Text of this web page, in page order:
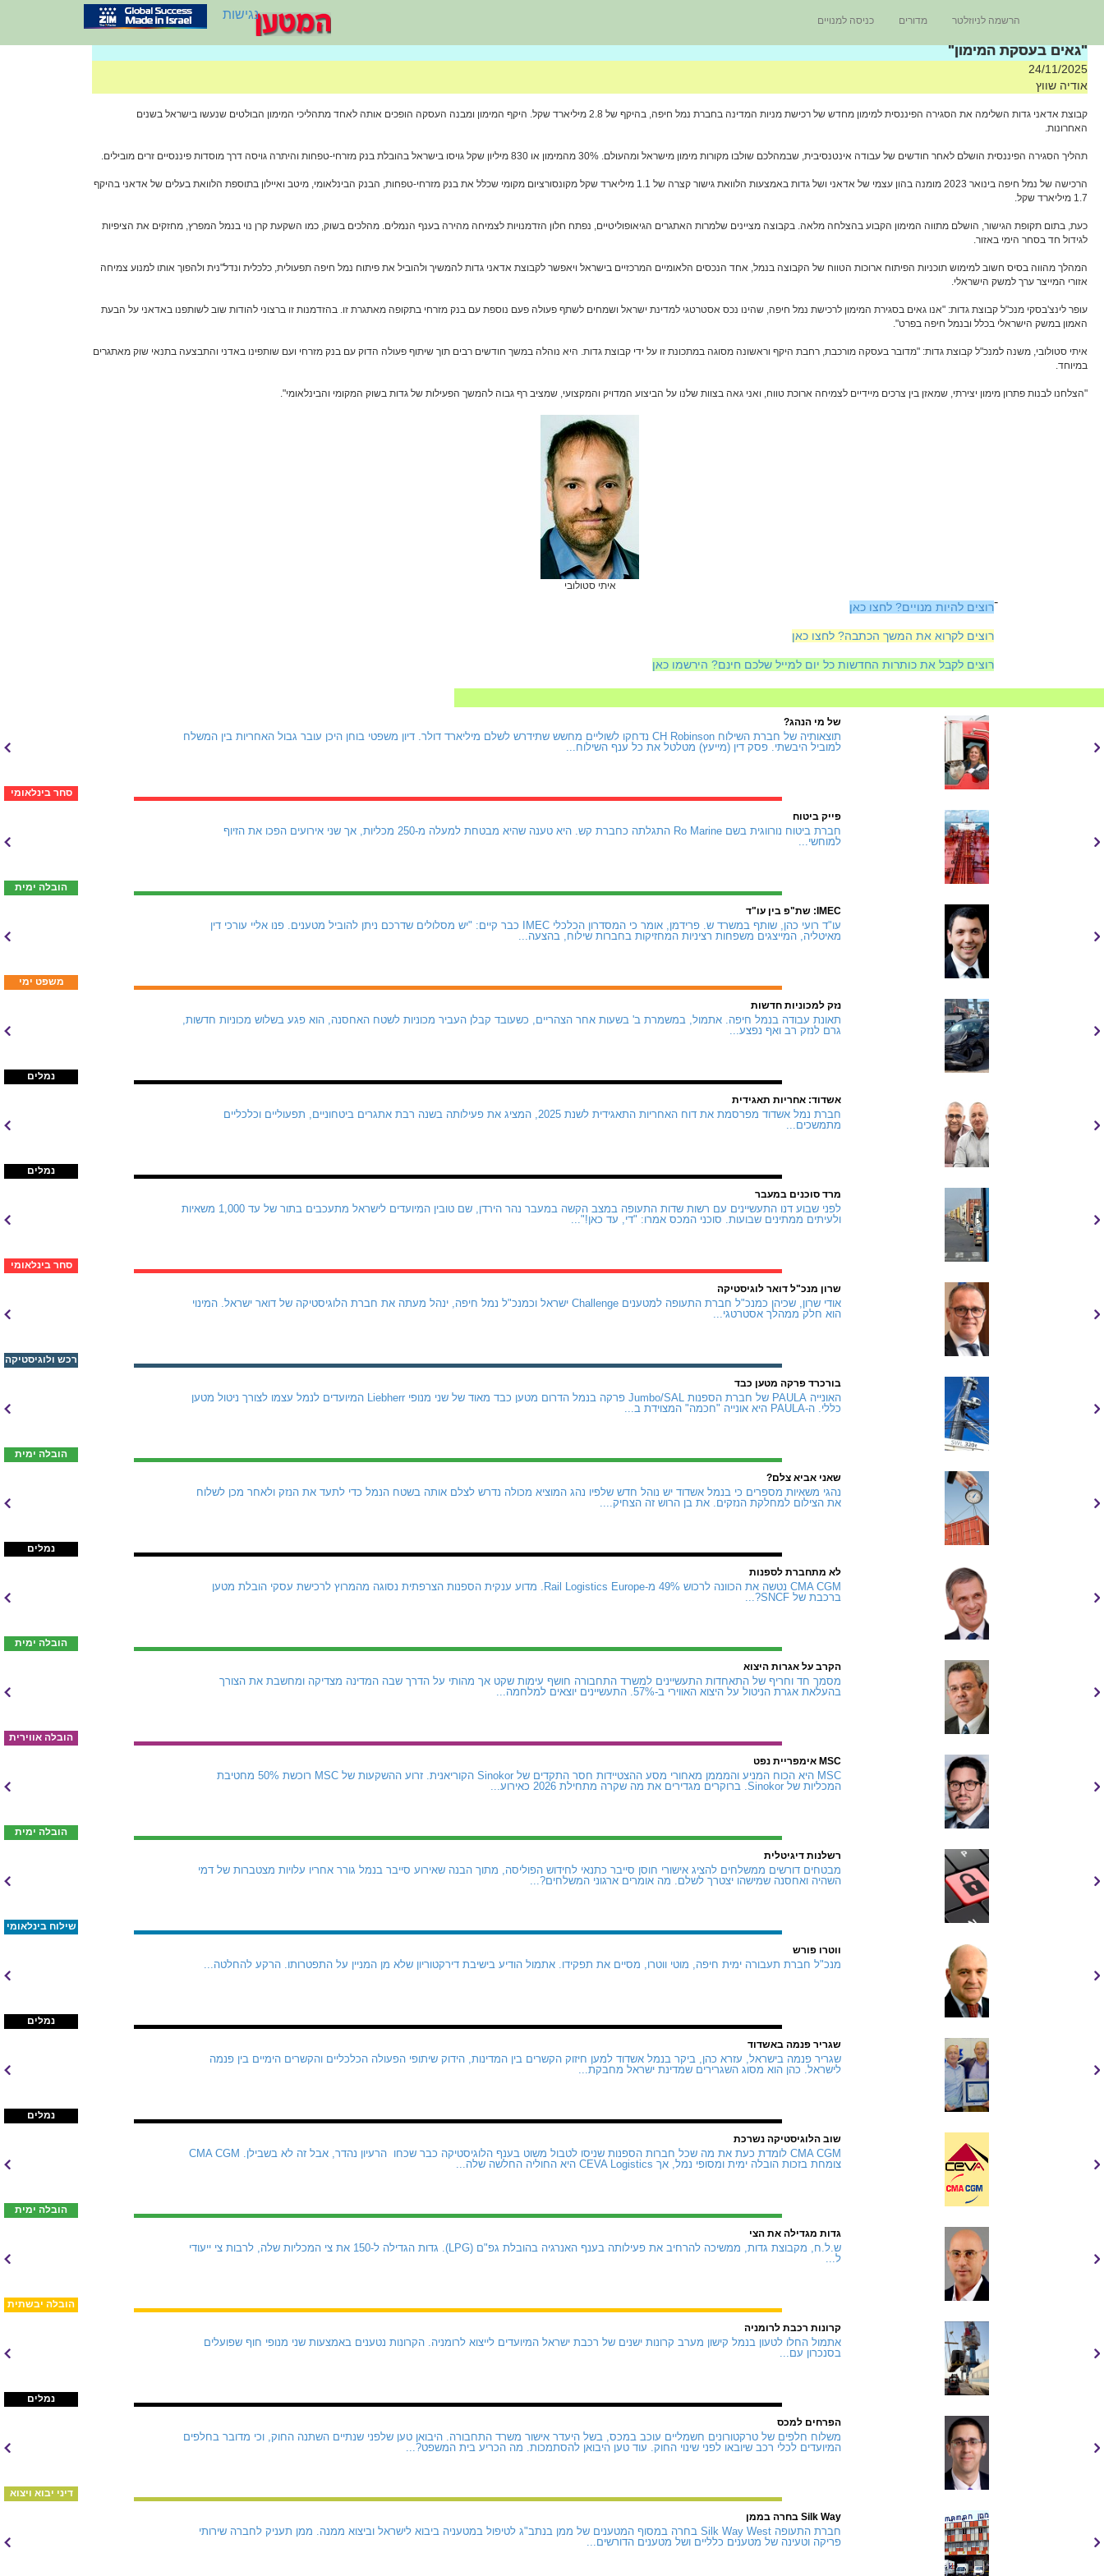
נגישות כניסה למנויים מדורים הרשמה לניוזלטר
"גאים בעסקת המימון"
24/11/2025
אודיה שווץ
קבוצת אדאני גדות השלימה את הסגירה הפיננסית למימון מחדש של רכישת מניות המדינה בחברת נמל חיפה, בהיקף של 2.8 מיליארד שקל. היקף המימון ומבנה העסקה הופכים אותה לאחד מתהליכי המימון הבולטים שנעשו בישראל בשנים
האחרונות.
תהליך הסגירה הפיננסית הושלם לאחר חודשים של עבודה אינטנסיבית, שבמהלכם שולבו מקורות מימון מישראל ומהעולם. 30% מהמימון או 830 מיליון שקל גויסו בישראל בהובלת בנק מזרחי-טפחות והיתרה גויסה דרך מוסדות פיננסיים זרים מובילים.
הרכישה של נמל חיפה בינואר 2023 מומנה בהון עצמי של אדאני ושל גדות באמצעות הלוואת גישור קצרה של 1.1 מיליארד שקל מקונסורציום מקומי שכלל את בנק מזרחי-טפחות, הבנק הבינלאומי, מיטב ואיילון בתוספת הלוואת בעלים של אדאני בהיקף
1.7 מיליארד שקל.
כעת, בתום תקופת הגישור, הושלם מתווה המימון הקבוע בהצלחה מלאה. בקבוצה מציינים שלמרות האתגרים הגיאופוליטיים, נפתח חלון הזדמנויות לצמיחה מהירה בענף הנמלים. מהלכים בשוק, כמו השקעת קרן נוי בנמל המפרץ, מחזקים את הציפיות
לגידול חד בסחר הימי באזור.
המהלך מהווה בסיס חשוב למימוש תוכניות הפיתוח ארוכות הטווח של הקבוצה בנמל, אחד הנכסים הלאומיים המרכזיים בישראל ויאפשר לקבוצת אדאני גדות להמשיך ולהוביל את פיתוח נמל חיפה תפעולית, כלכלית ונדל"נית ולהפוך אותו למנוע צמיחה
אזורי המייצר ערך למשק הישראלי.
עופר לינצ'בסקי מנכ"ל קבוצת גדות: "אנו גאים בסגירת המימון לרכישת נמל חיפה, שהינו נכס אסטרטגי למדינת ישראל ושמחים לשתף פעולה פעם נוספת עם בנק מזרחי בתקופה מאתגרת זו. בהזדמנות זו ברצוני להודות שוב לשותפנו באדאני על הבעת
האמון במשק הישראלי בכלל ובנמל חיפה בפרט".
איתי סטולובי, משנה למנכ"ל קבוצת גדות: "מדובר בעסקה מורכבת, רחבת היקף וראשונה מסוגה במתכונת זו על ידי קבוצת גדות. היא נוהלה במשך חודשים רבים תוך שיתוף פעולה הדוק עם בנק מזרחי ועם שותפינו באדני והתבצעה בתנאי שוק מאתגרים
במיוחד.
"הצלחנו לבנות פתרון מימון יצירתי, שמאזן בין צרכים מיידיים לצמיחה ארוכת טווח, ואני גאה בצוות שלנו על הביצוע המדויק והמקצועי, שמציב רף גבוה להמשך הפעילות של גדות בשוק המקומי והבינלאומי".
איתי סטולובי
-רוצים להיות מנויים? לחצו כאן
רוצים לקרוא את המשך הכתבה? לחצו כאן
רוצים לקבל את כותרות החדשות כל יום למייל שלכם חינם? הירשמו כאן
סחר בינלאומי
של מי הנהג?
תוצאותיה של חברת השילוח CH Robinson נדחקו לשוליים מחשש שתידרש לשלם מיליארד דולר. דיון משפטי בוחן היכן עובר גבול האחריות בין המשלח
למוביל היבשתי. פסק דין (מייעץ) מטלטל את כל ענף השילוח...
הובלה ימית
פייק ביטוח
חברת ביטוח נורווגית בשם Ro Marine התגלתה כחברת קש. היא טענה שהיא מבטחת למעלה מ-250 מכליות, אך שני אירועים הפכו את הזיוף
למוחשי...
משפט ימי
IMEC: שת"פ בין עו"ד
עו"ד רועי כהן, שותף במשרד ש. פרידמן, אומר כי המסדרון הכלכלי IMEC כבר קיים: "יש מסלולים שדרכם ניתן להוביל מטענים. פנו אליי עורכי דין
מאיטליה, המייצגים משפחות רציניות המחזיקות בחברות שילוח, בהצעה...
נמלים
נזק למכוניות חדשות
תאונת עבודה בנמל חיפה. אתמול, במשמרת ב' בשעות אחר הצהריים, כשעובד קבלן העביר מכוניות לשטח האחסנה, הוא פגע בשלוש מכוניות חדשות,
גרם לנזק רב ואף נפצע...
נמלים
אשדוד: אחריות תאגידית
חברת נמל אשדוד מפרסמת את דוח האחריות התאגידית לשנת 2025, המציג את פעילותה בשנה רבת אתגרים ביטחוניים, תפעוליים וכלכליים
מתמשכים...
סחר בינלאומי
מרד סוכנים במעבר
לפני שבוע דנו התעשיינים עם רשות שדות התעופה במצב הקשה במעבר נהר הירדן, שם טובין המיועדים לישראל מתעכבים בתור של עד 1,000 משאיות
ולעיתים ממתינים שבועות. סוכני המכס אמרו: "די, עד כאן!"...
רכש ולוגיסטיקה
שרון מנכ"ל דואר לוגיסטיקה
אודי שרון, שכיהן כמנכ"ל חברת התעופה למטענים Challenge ישראל וכמנכ"ל נמל חיפה, ינהל מעתה את חברת הלוגיסטיקה של דואר ישראל. המינוי
הוא חלק ממהלך אסטרטגי...
הובלה ימית
בורכרד פרקה מטען כבד
האונייה PAULA של חברת הספנות Jumbo/SAL פרקה בנמל הדרום מטען כבד מאוד של שני מנופי Liebherr המיועדים לנמל עצמו לצורך ניטול מטען
כללי. ה-PAULA היא אונייה "חכמה" המצוידת ב...
נמלים
שאני אביא צלם?
נהגי משאיות מספרים כי בנמל אשדוד יש נוהל חדש שלפיו נהג המוציא מכולה נדרש לצלם אותה בשטח הנמל כדי לתעד את הנזק ולאחר מכן לשלוח
את הצילום למחלקת הנזקים. את בן הרוש זה הצחיק....
הובלה ימית
לא מתחברת לספנות
CMA CGM נטשה את הכוונה לרכוש 49% מ-Rail Logistics Europe. מדוע ענקית הספנות הצרפתית נסוגה מהמרוץ לרכישת עסקי הובלת מטען
ברכבת של SNCF?...
הובלה אווירית
הקרב על אגרות היצוא
מסמך חד וחריף של התאחדות התעשיינים למשרד התחבורה חושף עימות שקט אך מהותי על הדרך שבה המדינה מצדיקה ומחשבת את הצורך
בהעלאת אגרת הניטול על היצוא האווירי ב-57%. התעשיינים יוצאים למלחמה...
הובלה ימית
MSC אימפריית נפט
MSC היא הכוח המניע והמממן מאחורי מסע ההצטיידות חסר התקדים של Sinokor הקוריאנית. זרוע ההשקעות של MSC רוכשת 50% מחטיבת
המכליות של Sinokor. ברוקרים מגדירים את מה שקרה מתחילת 2026 כאירוע...
שילוח בינלאומי
רשלנות דיגיטלית
מבטחים דורשים ממשלחים להציג אישורי חוסן סייבר כתנאי לחידוש הפוליסה, מתוך הבנה שאירוע סייבר בנמל גורר אחריו עלויות מצטברות של דמי
השהיה ואחסנה שמישהו יצטרך לשלם. מה אומרים ארגוני המשלחים?...
נמלים
ווטרו פורש
מנכ"ל חברת תעבורה ימית חיפה, מוטי ווטרו, מסיים את תפקידו. אתמול הודיע בישיבת דירקטוריון שלא מן המניין על התפטרותו. הרקע להחלטה...
נמלים
שגריר פנמה באשדוד
שגריר פנמה בישראל, עזרא כהן, ביקר בנמל אשדוד למען חיזוק הקשרים בין המדינות, הידוק שיתופי הפעולה הכלכליים והקשרים הימיים בין פנמה
לישראל. כהן הוא מסוג השגרירים שמדינת ישראל מחבקת...
הובלה ימית
שוב הלוגיסטיקה נשרכת
CMA CGM לומדת כעת את מה שכל חברות הספנות שניסו לטבול משוט בענף הלוגיסטיקה כבר שכחו  הרעיון נהדר, אבל זה לא בשבילן. CMA CGM
צומחת בזכות הובלה ימית ומסופי נמל, אך CEVA Logistics היא החוליה החלשה שלה...
הובלה יבשתית
גדות מגדילה את הצי
ש.ל.ח, מקבוצת גדות, ממשיכה להרחיב את פעילותה בענף האנרגיה בהובלת גפ"ם (LPG). גדות הגדילה ל-150 את צי המכליות שלה, לרבות צי ייעודי
ל...
נמלים
קרונות רכבת לרומניה
אתמול החלו לטעון בנמל קישון מערב קרונות ישנים של רכבת ישראל המיועדים לייצוא לרומניה. הקרונות נטענים באמצעות שני מנופי חוף שפועלים
בסנכרון עם...
דיני יבוא ויצוא
הפרחים למכס
משלוח חלפים של טרקטורונים חשמליים עוכב במכס, בשל היעדר אישור משרד התחבורה. היבואן טען שלפני שנתיים השתנה החוק, וכי מדובר בחלפים
המיועדים לכלי רכב שיובאו לפני שינוי החוק. עוד טען היבואן להסתמכות. מה הכריע בית המשפט?...
Silk Way בחרה בממן
חברת התעופה Silk Way West בחרה במסוף המטענים של ממן בנתב"ג לטיפול במטעניה ביבוא לישראל וביצוא ממנה. ממן תעניק לחברה שירותי
פריקה וטעינה של מטענים כלליים ושל מטענים הדורשים...